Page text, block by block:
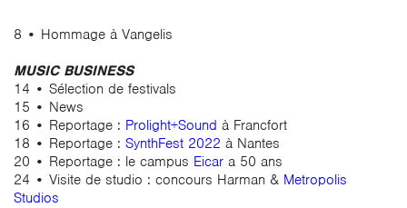
8 • Hommage à Vangelis
MUSIC BUSINESS
14 • Sélection de festivals
15 • News
16 • Reportage : Prolight+Sound à Francfort
18 • Reportage : SynthFest 2022 à Nantes
20 • Reportage : le campus Eicar a 50 ans
24 • Visite de studio : concours Harman & Metropolis
Studios